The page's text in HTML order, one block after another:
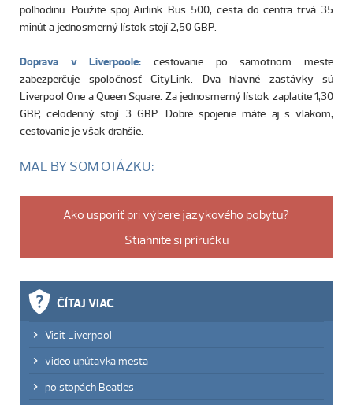
polhodinu. Použite spoj Airlink Bus 500, cesta do centra trvá 35
minút a jednosmerný lístok stojí 2,50 GBP.
Doprava v Liverpoole: cestovanie po samotnom meste
zabezperčuje spoločnosť CityLink. Dva hlavné zastávky sú
Liverpool One a Queen Square. Za jednosmerný lístok zaplatíte 1,30
GBP, celodenný stojí 3 GBP. Dobré spojenie máte aj s vlakom,
cestovanie je však drahšie.
MAL BY SOM OTÁZKU:
Ako usporiť pri výbere jazykového pobytu?
Stiahnite si príručku
ČÍTAJ VIAC
Visit Liverpool
video upútavka mesta
po stopách Beatles